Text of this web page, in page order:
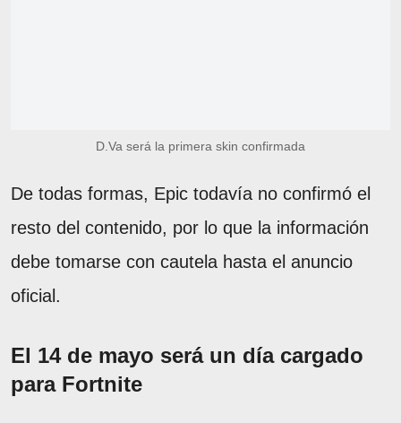
D.Va será la primera skin confirmada
De todas formas, Epic todavía no confirmó el
resto del contenido, por lo que la información
debe tomarse con cautela hasta el anuncio
oficial.
El 14 de mayo será un día cargado
para Fortnite